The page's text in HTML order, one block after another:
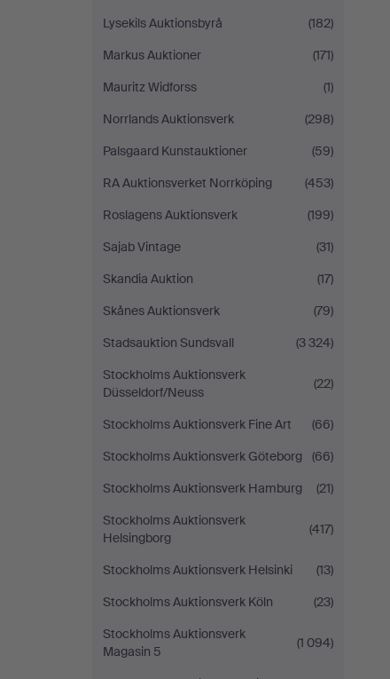
Lysekils Auktionsbyrå
(182)
Markus Auktioner
(171)
Mauritz Widforss
(1)
Norrlands Auktionsverk
(298)
Palsgaard Kunstauktioner
(59)
RA Auktionsverket Norrköping
(453)
Roslagens Auktionsverk
(199)
Sajab Vintage
(31)
Skandia Auktion
(17)
Skånes Auktionsverk
(79)
Stadsauktion Sundsvall
(3 324)
Stockholms Auktionsverk
Düsseldorf/Neuss
(22)
Stockholms Auktionsverk Fine Art
(66)
Stockholms Auktionsverk Göteborg
(66)
Stockholms Auktionsverk Hamburg
(21)
Stockholms Auktionsverk
Helsingborg
(417)
Stockholms Auktionsverk Helsinki
(13)
Stockholms Auktionsverk Köln
(23)
Stockholms Auktionsverk
Magasin 5
(1 094)